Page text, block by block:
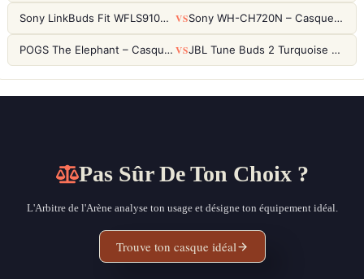
Sony LinkBuds Fit WFLS910NW Blanc – Écouteurs Sport Ailes ANC VS Sony WH-CH720N – Casque ANC 35h, Ultra-léger (192g) avec Processeur V1
POGS The Elephant – Casque Filaire Enfants 85dB POGS-Safe™ (Éco-Responsable) VS JBL Tune Buds 2 Turquoise – Écouteurs True Wireless avec ANC et autonomie 48h
Pas Sûr De Ton Choix ?
L'Arbitre de l'Arène analyse ton usage et désigne ton équipement idéal.
Trouve ton casque idéal